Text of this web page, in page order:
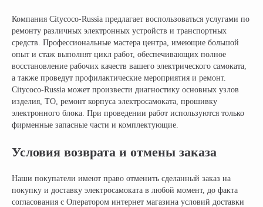
Компания Citycoco-Russia предлагает воспользоваться услугами по
ремонту различных электронных устройств и транспортных
средств. Профессиональные мастера центра, имеющие большой
опыт и стаж выполнят цикл работ, обеспечивающих полное
восстановление рабочих качеств вашего электрического самоката,
а также проведут профилактические мероприятия и ремонт.
Citycoco-Russia может произвести диагностику основных узлов
изделия, ТО, ремонт корпуса электросамоката, прошивку
электронного блока. При проведении работ используются только
фирменные запасные части и комплектующие.
Условия возврата и отмены заказа
Наши покупатели имеют право отменить сделанный заказ на
покупку и доставку электросамоката в любой момент, до факта
согласования с Оператором интернет магазина условий доставки
+ 7 (495) 320-95-25
по всей России
info@citycoco-russia.com
Записаться на тест-драйв